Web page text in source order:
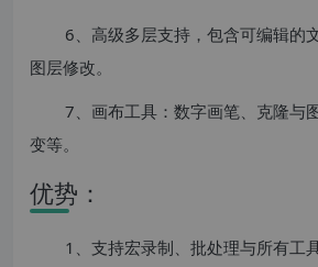
6、高级多层支持，包含可编辑的
图层修改。
7、画布工具：数字画笔、克隆与
变等。
优势：
1、支持宏录制、批处理与所有工